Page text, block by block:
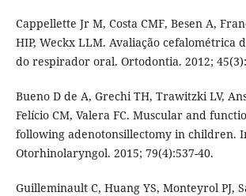
Cappellette Jr M, Costa CMF, Besen A,
HIP, Weckx LLM. Avaliação cefalométrica
do respirador oral. Ortodontia. 2012;
Bueno D de A, Grechi TH, Trawitzki LV,
Felício CM, Valera FC. Muscular and
following adenotonsillectomy in children.
Otorhinolaryngol. 2015; 79(4):537-40.
Guilleminault C, Huang YS, Monteyrol PJ,